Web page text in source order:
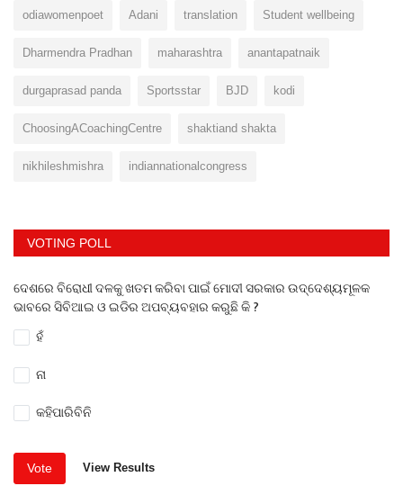
odiawomenpoet Adani translation Student wellbeing
Dharmendra Pradhan maharashtra anantapatnaik
durgaprasad panda Sportsstar BJD kodi
ChoosingACoachingCentre shaktiand shakta
nikhileshmishra indiannationalcongress
VOTING POLL
ଦେଶରେ ବିରୋଧୀ ଦଳକୁ ଖତମ କରିବା ପାଇଁ ମୋଦୀ ସରକାର ଉଦ୍ଦେଶ୍ୟମୂଳକ
ଭାବରେ ସିବିଆଇ ଓ ଇଡିର ଅପବ୍ୟବହାର କରୁଛି କି ?
ହଁ
ନା
କହିପାରିବିନି
Vote View Results